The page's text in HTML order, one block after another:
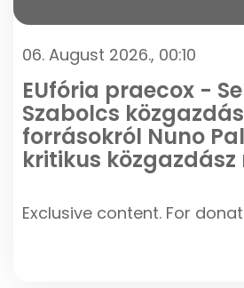
06. August 2026., 00:10
EUfória praecox -
Szabolcs
forrásokról Nuno
kritikus
Exclusive content. For